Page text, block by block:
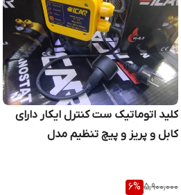
کلید اتوماتیک ست کنترل ایکار دارای
کابل و پریز و پیچ تنظیم مدل
5,900,000
6%